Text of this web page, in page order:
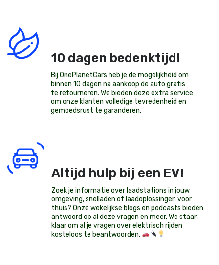
10 dagen bedenktijd!
Bij OnePlanetCars heb je de mogelijkheid om
binnen 10 dagen na aankoop de auto gratis
te retourneren. We bieden deze extra service
om onze klanten volledige tevredenheid en
gemoedsrust te garanderen.
Altijd hulp bij een EV!
Zoek je informatie over laadstations in jouw
omgeving, snelladen of laadoplossingen voor
thuis? Onze wekelijkse blogs en podcasts bieden
antwoord op al deze vragen en meer. We staan
klaar om al je vragen over elektrisch rijden
kosteloos te beantwoorden.